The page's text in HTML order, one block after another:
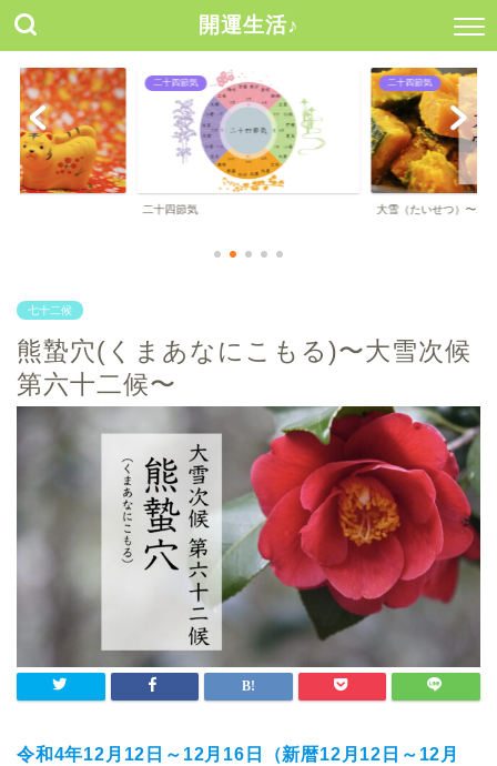
開運生活♪
二十四節気
二十四節気
二十四節気
大雪（たいせつ）〜二
七十二候
熊蟄穴(くまあなにこもる)〜大雪次候
第六十二候〜
令和4年12月12日～12月16日（新暦12月12日～12月